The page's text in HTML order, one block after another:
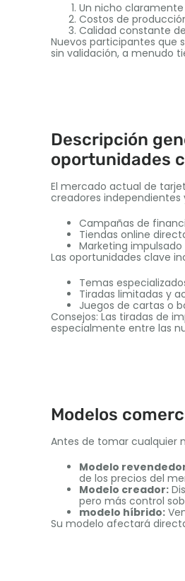
Un nicho
Costos de
Calidad constante
Nuevos participantes que
sin validación, a menudo
Descripción
oportunidades
El mercado actual de
creadores independientes
Campañas de
Tiendas online
Marketing
Las oportunidades clave
Temas
Tiradas limitadas y
Juegos de cartas o
Consejos: Las tiradas de
especialmente entre las
Modelos
Antes de tomar cualquier
Modelo
de los precios del
Modelo creador:
pero más control
modelo híbrido:
Su modelo afectará